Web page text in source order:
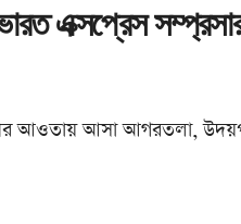
এক্সপ্রেস
আওতায় আসা আগরতলা,